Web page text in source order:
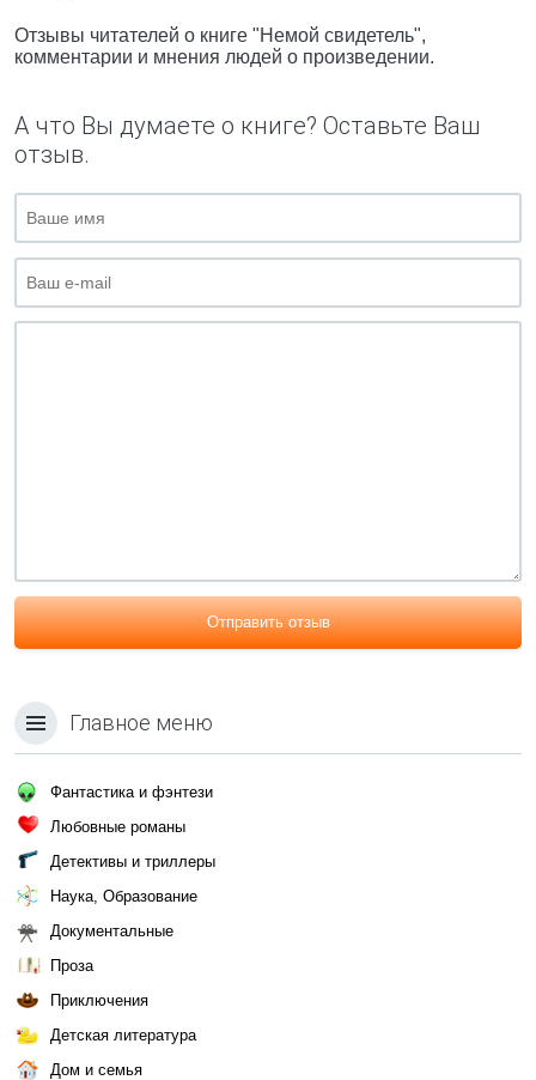
Отзывы читателей о книге "Немой свидетель",
комментарии и мнения людей о произведении.
А что Вы думаете о книге? Оставьте Ваш
отзыв.
Отправить отзыв
Главное меню
Фантастика и фэнтези
Любовные романы
Детективы и триллеры
Наука, Образование
Документальные
Проза
Приключения
Детская литература
Дом и семья